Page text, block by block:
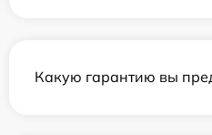
Какую гарантию вы